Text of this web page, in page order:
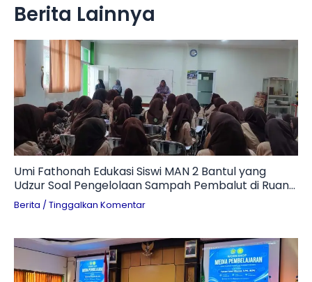
Berita Lainnya
Umi Fathonah Edukasi Siswi MAN 2 Bantul yang
Udzur Soal Pengelolaan Sampah Pembalut di Ruang
Otomotif
Berita / Tinggalkan Komentar